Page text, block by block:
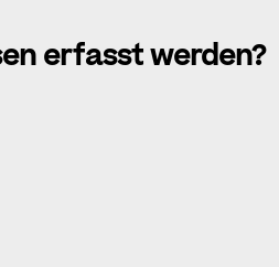
erfasst werden?